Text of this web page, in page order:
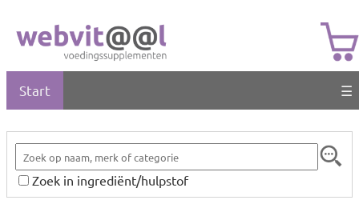
Start ☰
Zoek in ingrediënt/hulpstof